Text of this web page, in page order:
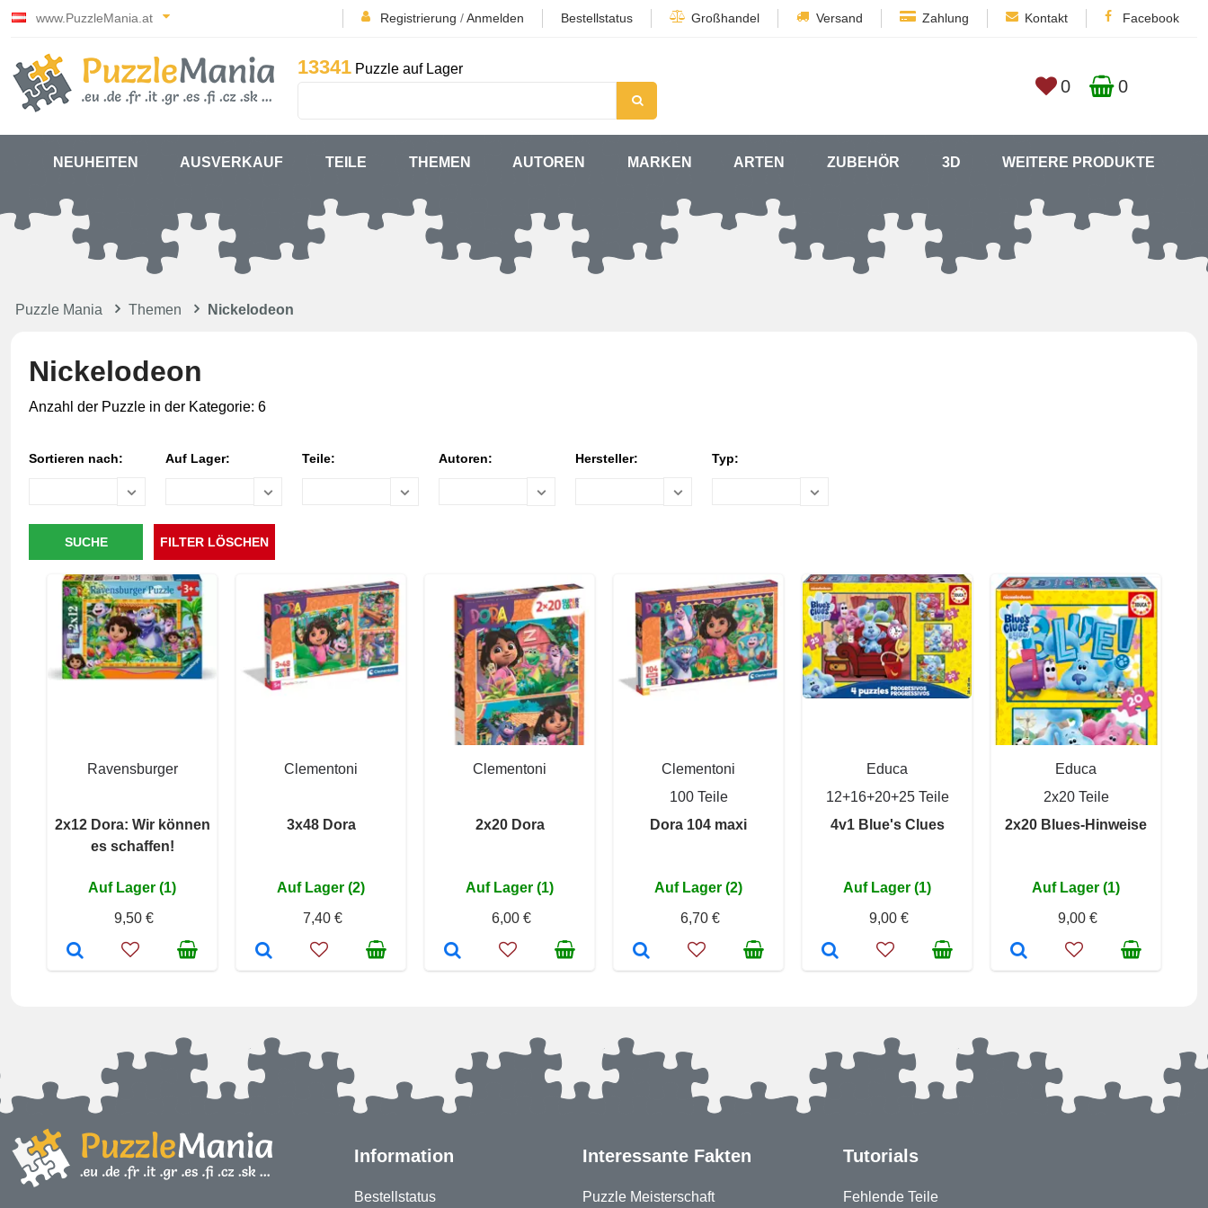
www.PuzzleMania.at Registrierung /Anmelden Bestellstatus Großhandel Versand Zahlung Kontakt Facebook
13341 Puzzle auf Lager
0 0
NEUHEITEN AUSVERKAUF TEILE THEMEN AUTOREN MARKEN ARTEN ZUBEHÖR 3D WEITERE PRODUKTE
Puzzle Mania Themen Nickelodeon
Nickelodeon
Anzahl der Puzzle in der Kategorie: 6
Sortieren nach: Auf Lager: Teile: Autoren: Hersteller: Typ:
Ravensburger
2x12 Dora: Wir können
es schaffen!
Auf Lager (1)
9,50 €
Clementoni
3x48 Dora
Auf Lager (2)
7,40 €
Clementoni
2x20 Dora
Auf Lager (1)
6,00 €
Clementoni
100 Teile
Dora 104 maxi
Auf Lager (2)
6,70 €
Educa
12+16+20+25 Teile
4v1 Blue's Clues
Auf Lager (1)
9,00 €
Educa
2x20 Teile
2x20 Blues-Hinweise
Auf Lager (1)
9,00 €
Information
Bestellstatus
Interessante Fakten
Puzzle Meisterschaft
Tutorials
Fehlende Teile